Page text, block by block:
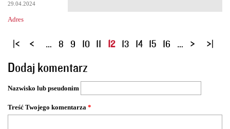
29.04.2024
Adres
S
r
o
n
y
… 8 9 10 11 12 13 14 15 16 …
Dodaj komentarz
Nazwisko lub pseudonim
Treść Twojego komentarza *